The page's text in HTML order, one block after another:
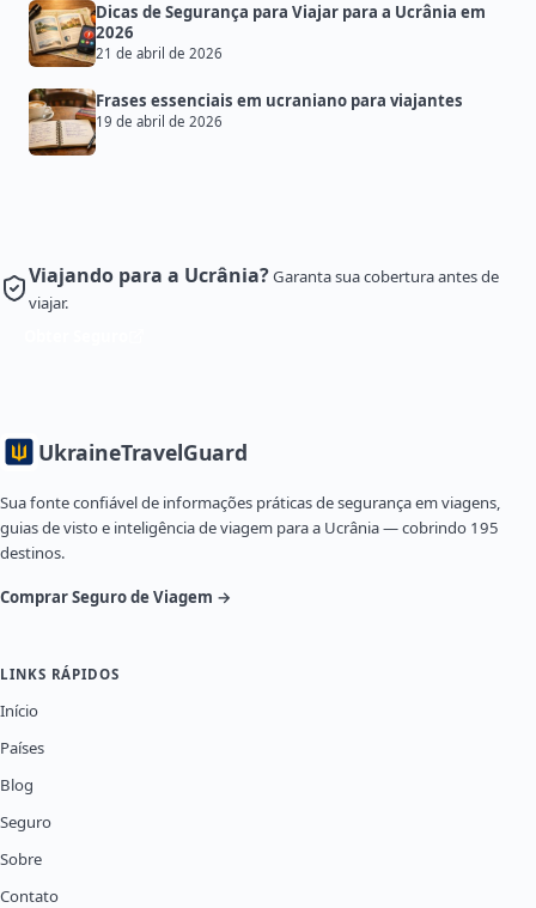
Dicas de Segurança para Viajar para a Ucrânia em
2026
21 de abril de 2026
Frases essenciais em ucraniano para viajantes
19 de abril de 2026
Viajando para a Ucrânia?Garanta sua cobertura antes de
viajar.
UkraineTravelGuard
Sua fonte confiável de informações práticas de segurança em viagens,
guias de visto e inteligência de viagem para a Ucrânia — cobrindo 195
destinos.
Comprar Seguro de Viagem →
LINKS RÁPIDOS
Início
Países
Blog
Seguro
Sobre
Contato